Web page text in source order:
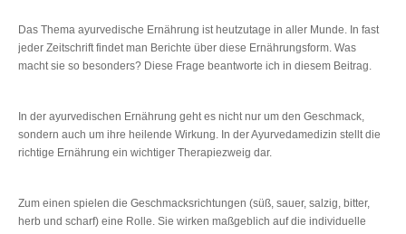
Das Thema ayurvedische Ernährung ist heutzutage in aller Munde. In fast
jeder Zeitschrift findet man Berichte über diese Ernährungsform. Was
macht sie so besonders? Diese Frage beantworte ich in diesem Beitrag.
In der ayurvedischen Ernährung geht es nicht nur um den Geschmack,
sondern auch um ihre heilende Wirkung. In der Ayurvedamedizin stellt die
richtige Ernährung ein wichtiger Therapiezweig dar.
Zum einen spielen die Geschmacksrichtungen (süß, sauer, salzig, bitter,
herb und scharf) eine Rolle. Sie wirken maßgeblich auf die individuelle